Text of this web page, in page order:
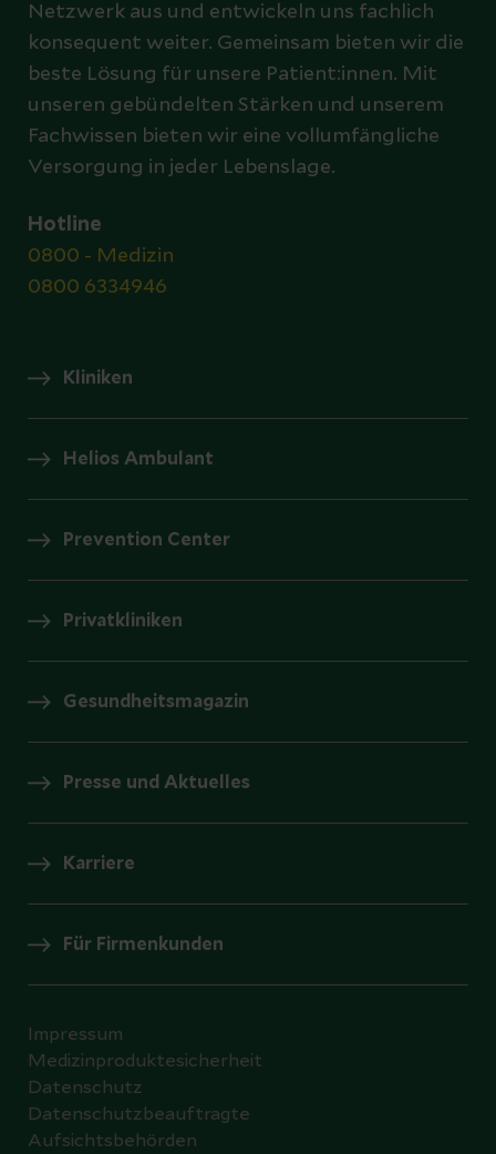
Netzwerk aus und entwickeln uns fachlich
konsequent weiter. Gemeinsam bieten wir die
beste Lösung für unsere Patient:innen. Mit
unseren gebündelten Stärken und unserem
Fachwissen bieten wir eine vollumfängliche
Versorgung in jeder Lebenslage.
Hotline
0800 - Medizin
0800 6334946
Kliniken
Helios Ambulant
Prevention Center
Privatkliniken
Gesundheitsmagazin
Presse und Aktuelles
Karriere
Für Firmenkunden
Impressum
Medizinproduktesicherheit
Datenschutz
Datenschutzbeauftragte
Aufsichtsbehörden